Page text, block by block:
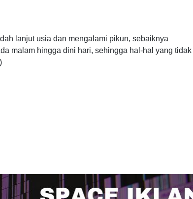
khususnya yang memiliki anggota keluarga lanjut usia
lanjut usia dan mengalami pikun, sebaiknya